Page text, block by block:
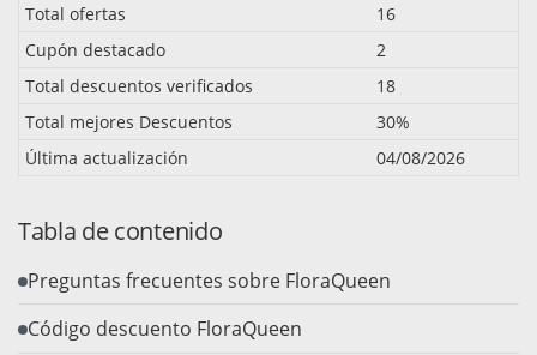
Total ofertas
16
Cupón destacado
2
Total descuentos verificados
18
Total mejores Descuentos
30%
Última actualización
04/08/2026
Tabla de contenido
Preguntas frecuentes sobre FloraQueen
Código descuento FloraQueen